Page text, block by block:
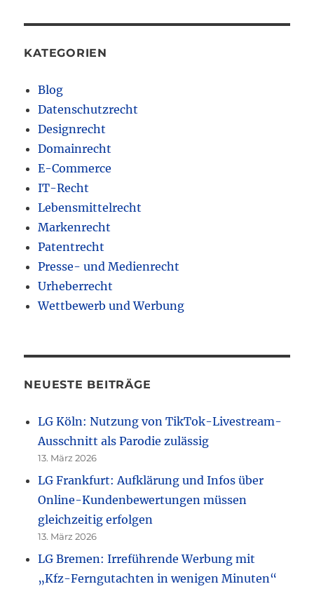
KATEGORIEN
Blog
Datenschutzrecht
Designrecht
Domainrecht
E-Commerce
IT-Recht
Lebensmittelrecht
Markenrecht
Patentrecht
Presse- und Medienrecht
Urheberrecht
Wettbewerb und Werbung
NEUESTE BEITRÄGE
LG Köln: Nutzung von TikTok-Livestream-
Ausschnitt als Parodie zulässig
13. März 2026
LG Frankfurt: Aufklärung und Infos über
Online-Kundenbewertungen müssen
gleichzeitig erfolgen
13. März 2026
LG Bremen: Irreführende Werbung mit
„Kfz-Ferngutachten in wenigen Minuten“